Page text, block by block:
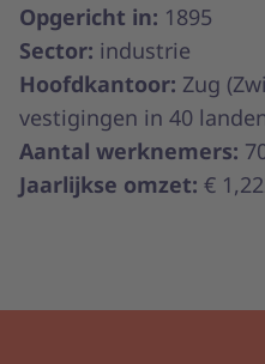
Opgericht in: 1895
Sector: industrie
Hoofdkantoor: Zug
vestigingen in 40
Aantal werknemers:
Jaarlijkse omzet: €